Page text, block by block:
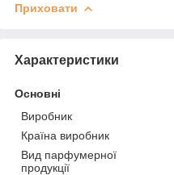
Приховати
Характеристики
Основні
Виробник
Країна виробник
Вид парфумерної
продукції